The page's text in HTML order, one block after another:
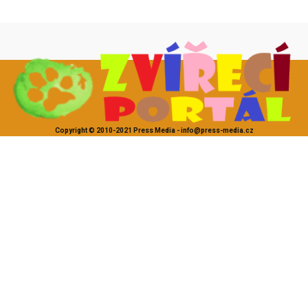
Copyright © 2010-2021 Press Media - info@press-media.cz